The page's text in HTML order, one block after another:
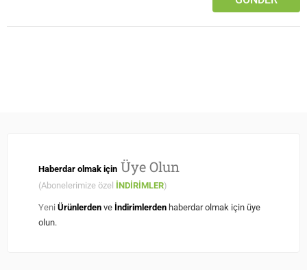
Haberdar olmak için Üye Olun
(Abonelerimize özel İNDİRİMLER)
Yeni Ürünlerden ve İndirimlerden haberdar olmak için üye
olun.